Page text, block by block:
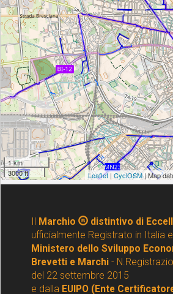
Marchio distintivo di
ufficialmente Registrato in Italia
Ministero dello Sviluppo
Brevetti e Marchi -
del 22 settembre 2015
e dalla EUIPO (Ente